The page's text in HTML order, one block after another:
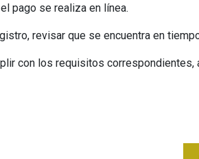
pago se realiza en línea.
revisar que se encuentra en
con los requisitos correspondientes,